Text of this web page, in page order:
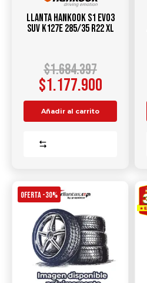
Llanta HANKOOK S1 Evo3
SUV K127E 285/35 R22 XL
$1.684.397
$1.177.900
Añadir al carrito
OFERTA -30%